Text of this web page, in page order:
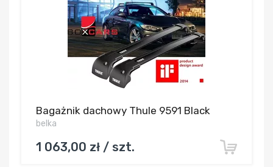
Bagażnik dachowy Thule 9591 Black
belka
1 063,00 zł / szt.